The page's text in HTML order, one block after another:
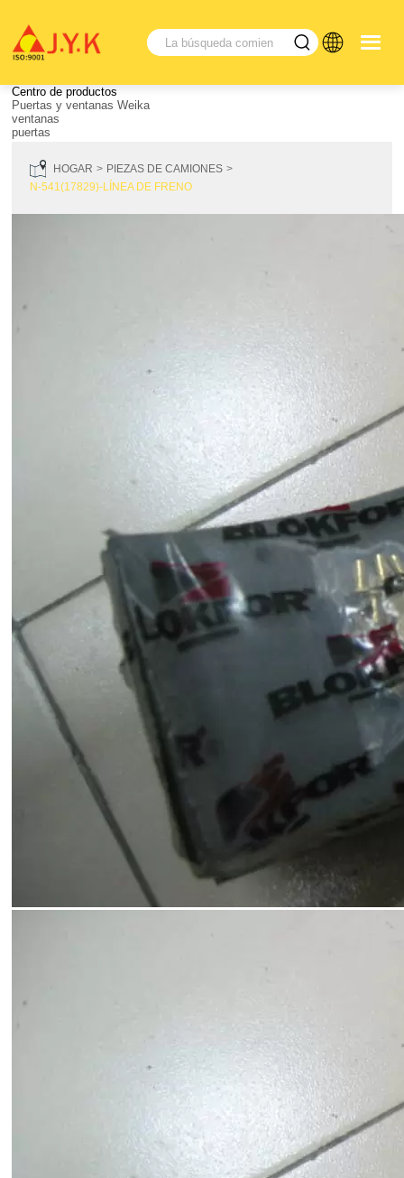
Centro de productos
Puertas y ventanas Weika
ventanas
puertas
HOGAR
PIEZAS DE CAMIONES
N-541(17829)-LÍNEA DE FRENO